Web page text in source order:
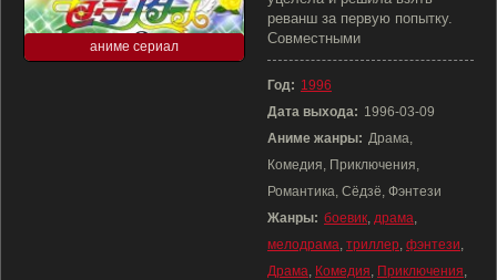
аниме сериал
реванш за первую попытку.
Совместными
Год: 1996
Дата выхода: 1996-03-09
Аниме жанры: Драма,
Комедия, Приключения,
Романтика, Сёдзё, Фэнтези
Жанры: боевик, драма,
мелодрама, триллер, фэнтези,
Драма, Комедия, Приключения,